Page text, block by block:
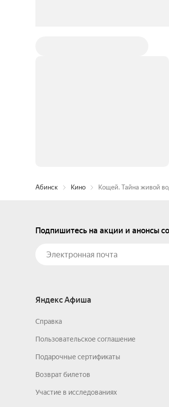
Абинск Кино Кощей. Тайна живой
Подпишитесь на акции и анонсы
Яндекс Афиша
Справка
Пользовательское соглашение
Подарочные сертификаты
Возврат билетов
Участие в исследованиях